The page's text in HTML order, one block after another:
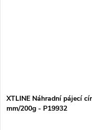
XTLINE Náhradní pájecí
mm/200g - P19932